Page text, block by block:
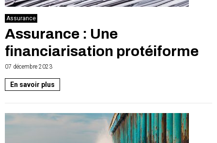
Assurance
Assurance : Une
financiarisation protéiforme
07 décembre 2023
En savoir plus